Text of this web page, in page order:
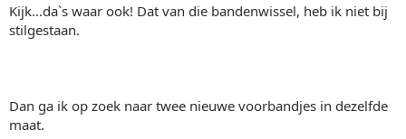
Kijk...da`s waar ook! Dat van die bandenwissel, heb ik niet bij
stilgestaan.
Dan ga ik op zoek naar twee nieuwe voorbandjes in dezelfde
maat.